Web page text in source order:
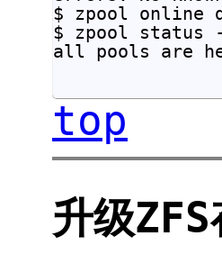
$ zpool online
$ zpool status
all pools are
top
升级